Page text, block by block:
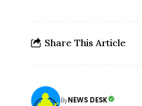
Share This Article
ByNEWS DESK